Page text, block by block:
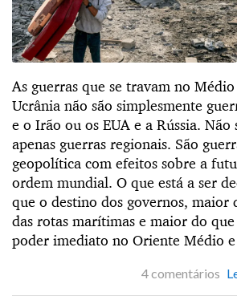
As guerras que se travam no
Ucrânia não são simplesmente
e o Irão ou os EUA e a Rússia. Não
apenas guerras regionais. São
geopolítica com efeitos sobre a
ordem mundial. O que está a ser
que o destino dos governos, maior
das rotas marítimas e maior do
poder imediato no Oriente Médio
4 comentários